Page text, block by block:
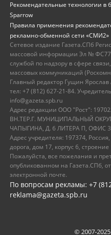
Рекомендательные технологии
Sparrow
Правила применения
рекламно-обменной сети «СМИ2»
Сетевое издание Газета.СПб
массовой информации Эл №
службой по надзору в сфере
массовых коммуникаций
Главный редактор Гущин Ярослав
тел: +7 (812) 627-21-84.
info@gazeta.spb.ru
Адрес редакции ООО "Рост":
ВН.ТЕР.Г. МУНИЦИПАЛЬНЫЙ
ЧАПЫГИНА, Д. 6 ЛИТЕРА П, ОФИС
Адрес учредителя: 197374,
дорога, дом 17, корпус 6,
Пожалуйста, все пожелания и
опубликованном на Газета.СПб,
электронной почте.
По вопросам рекламы: +7
reklama@gazeta.spb.ru
© 2007-